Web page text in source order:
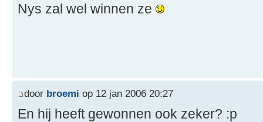
Nys zal wel winnen ze
door broemi op 12 jan 2006 20:27
En hij heeft gewonnen ook zeker? :p